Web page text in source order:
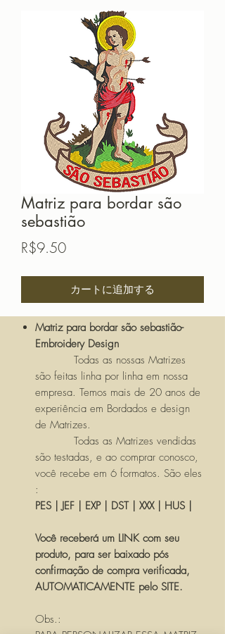
Matriz para bordar são
sebastião
R$9.50価
カートに追加する
Matriz para bordar são sebastião-
Embroidery Design
Todas as nossas Matrizes
são feitas linha por linha em nossa
empresa. Temos mais de 20 anos de
experiência em Bordados e design
de Matrizes.
Todas as Matrizes vendidas
são testadas, e ao comprar conosco,
você recebe em 6 formatos. São eles
:
PES | JEF | EXP | DST | XXX | HUS |
Você receberá um LINK com seu
produto, para ser baixado pós
confirmação de compra verificada,
AUTOMATICAMENTE pelo SITE.
Obs.: